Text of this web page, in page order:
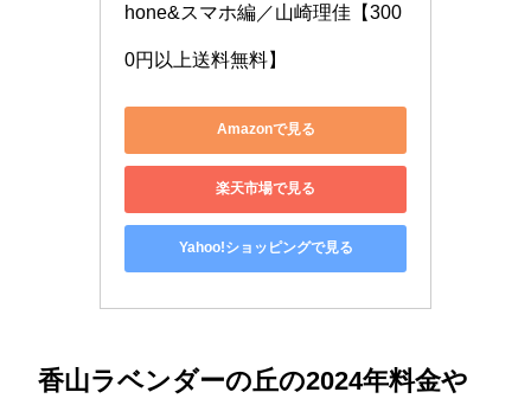
hone&スマホ編／山崎理佳【300
0円以上送料無料】
Amazonで見る
楽天市場で見る
Yahoo!ショッピングで見る
香山ラベンダーの丘の2024年料金や